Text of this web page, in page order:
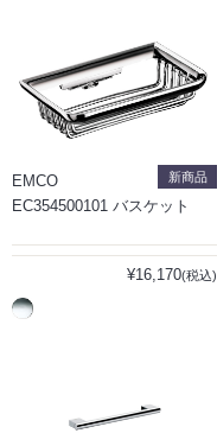
新商品
EMCO
EC354500101 バスケット
¥16,170(税込)